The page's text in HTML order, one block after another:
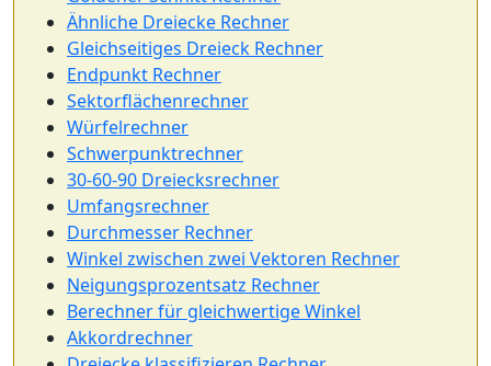
Ähnliche Dreiecke Rechner
Gleichseitiges Dreieck Rechner
Endpunkt Rechner
Sektorflächenrechner
Würfelrechner
Schwerpunktrechner
30-60-90 Dreiecksrechner
Umfangsrechner
Durchmesser Rechner
Winkel zwischen zwei Vektoren Rechner
Neigungsprozentsatz Rechner
Berechner für gleichwertige Winkel
Akkordrechner